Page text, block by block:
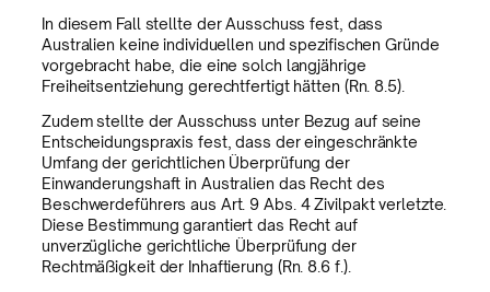
In diesem Fall stellte der Ausschuss fest, dass
Australien keine individuellen und spezifischen Gründe
vorgebracht habe, die eine solch langjährige
Freiheitsentziehung gerechtfertigt hätten (Rn. 8.5).
Zudem stellte der Ausschuss unter Bezug auf seine
Entscheidungspraxis fest, dass der eingeschränkte
Umfang der gerichtlichen Überprüfung der
Einwanderungshaft in Australien das Recht des
Beschwerdeführers aus Art. 9 Abs. 4 Zivilpakt verletzte.
Diese Bestimmung garantiert das Recht auf
unverzügliche gerichtliche Überprüfung der
Rechtmäßigkeit der Inhaftierung (Rn. 8.6 f.).